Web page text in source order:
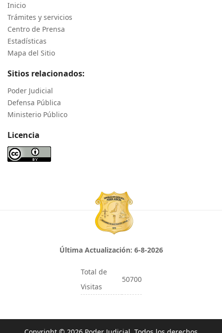
Inicio
Trámites y servicios
Centro de Prensa
Estadísticas
Mapa del Sitio
Sitios relacionados:
Poder Judicial
Defensa Pública
Ministerio Público
Licencia
Última Actualización: 6-8-2026
Total de
Visitas
50700